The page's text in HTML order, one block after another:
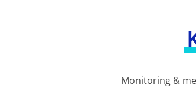
Monitoring &